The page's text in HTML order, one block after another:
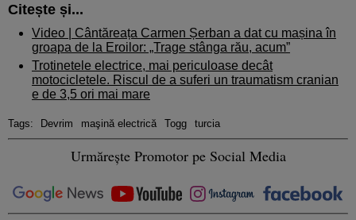
Citește și...
Video | Cântăreața Carmen Șerban a dat cu mașina în
groapa de la Eroilor: „Trage stânga rău, acum”
Trotinetele electrice, mai periculoase decât
motocicletele. Riscul de a suferi un traumatism cranian
e de 3,5 ori mai mare
Tags: Devrim maşină electrică Togg turcia
Urmărește Promotor pe Social Media